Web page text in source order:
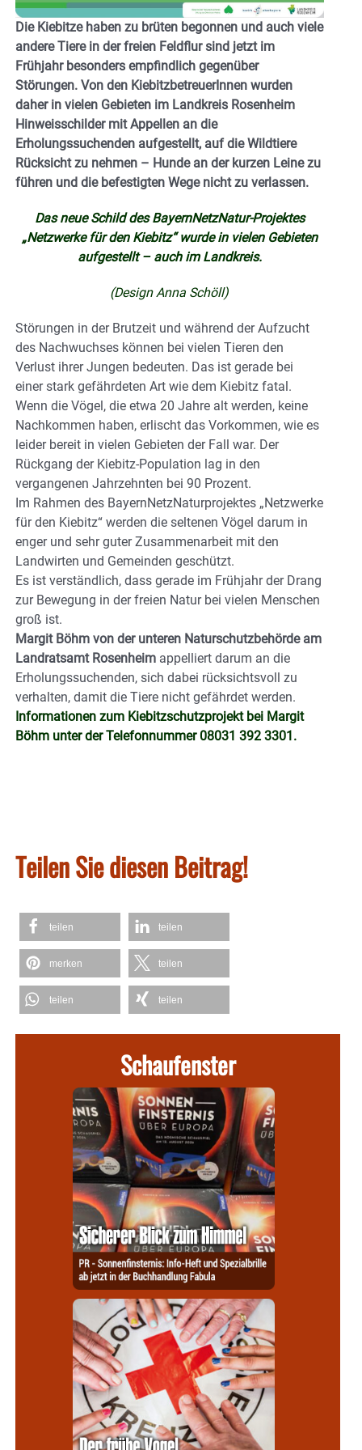
Die Kiebitze haben zu brüten begonnen und auch viele
andere Tiere in der freien Feldflur sind jetzt im
Frühjahr besonders empfindlich gegenüber
Störungen. Von den KiebitzbetreuerInnen wurden
daher in vielen Gebieten im Landkreis Rosenheim
Hinweisschilder mit Appellen an die
Erholungssuchenden aufgestellt, auf die Wildtiere
Rücksicht zu nehmen – Hunde an der kurzen Leine zu
führen und die befestigten Wege nicht zu verlassen.
Das neue Schild des BayernNetzNatur-Projektes
„Netzwerke für den Kiebitz“ wurde in vielen Gebieten
aufgestellt – auch im Landkreis.
(Design Anna Schöll)
Störungen in der Brutzeit und während der Aufzucht
des Nachwuchses können bei vielen Tieren den
Verlust ihrer Jungen bedeuten. Das ist gerade bei
einer stark gefährdeten Art wie dem Kiebitz fatal.
Wenn die Vögel, die etwa 20 Jahre alt werden, keine
Nachkommen haben, erlischt das Vorkommen, wie es
leider bereit in vielen Gebieten der Fall war. Der
Rückgang der Kiebitz-Population lag in den
vergangenen Jahrzehnten bei 90 Prozent.
Im Rahmen des BayernNetzNaturprojektes „Netzwerke
für den Kiebitz“ werden die seltenen Vögel darum in
enger und sehr guter Zusammenarbeit mit den
Landwirten und Gemeinden geschützt.
Es ist verständlich, dass gerade im Frühjahr der Drang
zur Bewegung in der freien Natur bei vielen Menschen
groß ist.
Margit Böhm von der unteren Naturschutzbehörde am
Landratsamt Rosenheim appelliert darum an die
Erholungssuchenden, sich dabei rücksichtsvoll zu
verhalten, damit die Tiere nicht gefährdet werden.
Informationen zum Kiebitzschutzprojekt bei Margit
Böhm unter der Telefonnummer 08031 392 3301.
Teilen Sie diesen Beitrag!
teilen teilen
merken teilen
teilen teilen
Schaufenster